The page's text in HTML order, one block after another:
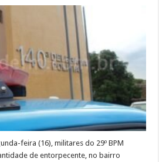
apreendida
veículo
Natividade
feira (16), militares do 29º BPM
de entorpecente, no bairro